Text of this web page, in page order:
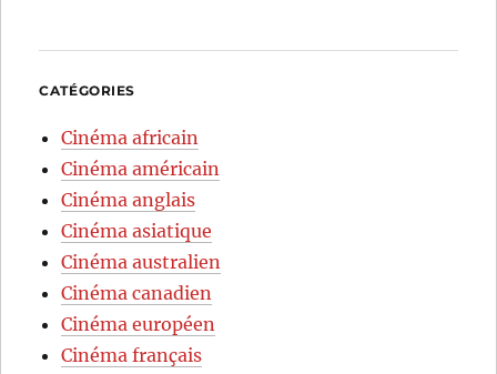
CATÉGORIES
Cinéma africain
Cinéma américain
Cinéma anglais
Cinéma asiatique
Cinéma australien
Cinéma canadien
Cinéma européen
Cinéma français